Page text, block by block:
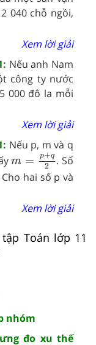
040 chỗ ngồi,
Xem lời giải
Nếu anh Nam
công ty nước
000 đô la mỗi
Xem lời giải
Nếu p, m và q
m = p+q
2
m= p+q2
. Số
hai số p và
Xem lời giải
Toán lớp 11
nhóm
đo xu thế